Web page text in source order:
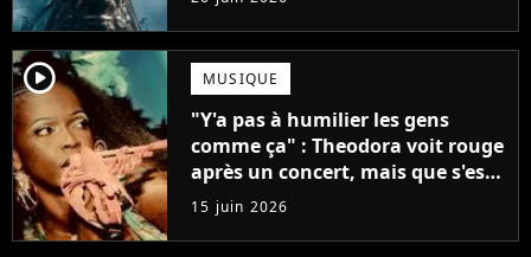
semaines dans le Top 10
player2 MUSIQUE
"Y'a pas à humilier les gens
comme ça" : Theodora voit rouge
après un concert, mais que s'est-
il passé ?
15 juin 2026